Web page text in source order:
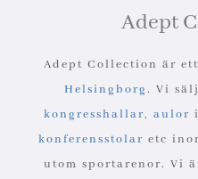
Adept
Adept Collection är
Helsingborg. Vi
kongresshallar, aulor i
konferensstolar etc
utom sportarenor. Vi